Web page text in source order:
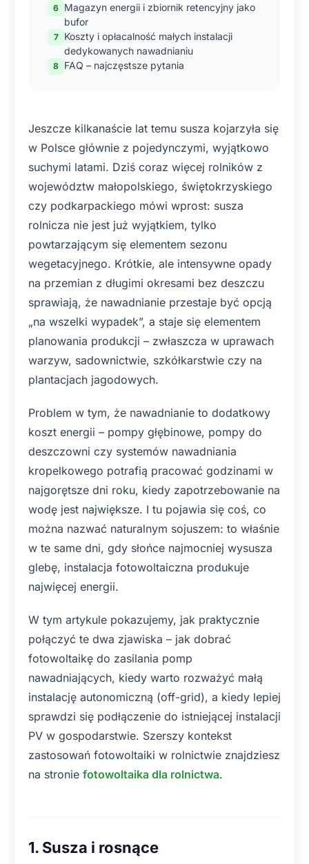
Magazyn energii i zbiornik retencyjny jako
bufor
Koszty i opłacalność małych instalacji
dedykowanych nawadnianiu
FAQ – najczęstsze pytania
Jeszcze kilkanaście lat temu susza kojarzyła się
w Polsce głównie z pojedynczymi, wyjątkowo
suchymi latami. Dziś coraz więcej rolników z
województw małopolskiego, świętokrzyskiego
czy podkarpackiego mówi wprost: susza
rolnicza nie jest już wyjątkiem, tylko
powtarzającym się elementem sezonu
wegetacyjnego. Krótkie, ale intensywne opady
na przemian z długimi okresami bez deszczu
sprawiają, że nawadnianie przestaje być opcją
„na wszelki wypadek”, a staje się elementem
planowania produkcji – zwłaszcza w uprawach
warzyw, sadownictwie, szkółkarstwie czy na
plantacjach jagodowych.
Problem w tym, że nawadnianie to dodatkowy
koszt energii – pompy głębinowe, pompy do
deszczowni czy systemów nawadniania
kropelkowego potrafią pracować godzinami w
najgorętsze dni roku, kiedy zapotrzebowanie na
wodę jest największe. I tu pojawia się coś, co
można nazwać naturalnym sojuszem: to właśnie
w te same dni, gdy słońce najmocniej wysusza
glebę, instalacja fotowoltaiczna produkuje
najwięcej energii.
W tym artykule pokazujemy, jak praktycznie
połączyć te dwa zjawiska – jak dobrać
fotowoltaikę do zasilania pomp
nawadniających, kiedy warto rozważyć małą
instalację autonomiczną (off-grid), a kiedy lepiej
sprawdzi się podłączenie do istniejącej instalacji
PV w gospodarstwie. Szerszy kontekst
zastosowań fotowoltaiki w rolnictwie znajdziesz
na stronie fotowoltaika dla rolnictwa.
1. Susza i rosnące